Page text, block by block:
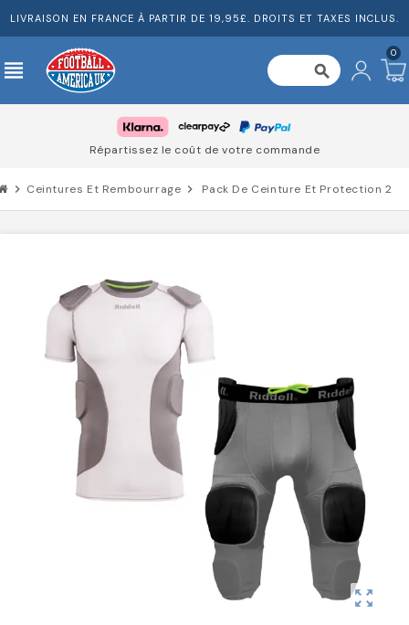
LIVRAISON EN FRANCE À PARTIR DE 19,95£. DROITS ET TAXES INCLUS.
view_headline search
0
Répartissez le coût de votre commande
chevron_right Ceintures Et Rembourrage chevron_right Pack De Ceinture Et Protection 2
zoom_out_map